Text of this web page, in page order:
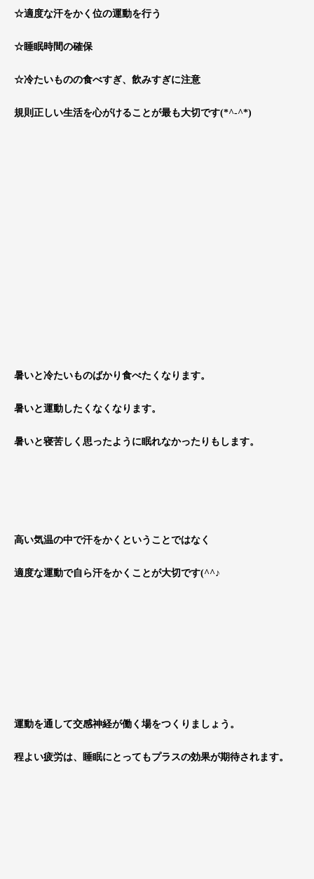
☆適度な汗をかく位の運動を行う
☆睡眠時間の確保
☆冷たいものの食べすぎ、飲みすぎに注意
規則正しい生活を心がけることが最も大切です(*^-^*)
暑いと冷たいものばかり食べたくなります。
暑いと運動したくなくなります。
暑いと寝苦しく思ったように眠れなかったりもします。
高い気温の中で汗をかくということではなく
適度な運動で自ら汗をかくことが大切です(^^♪
運動を通して交感神経が働く場をつくりましょう。
程よい疲労は、睡眠にとってもプラスの効果が期待されます。